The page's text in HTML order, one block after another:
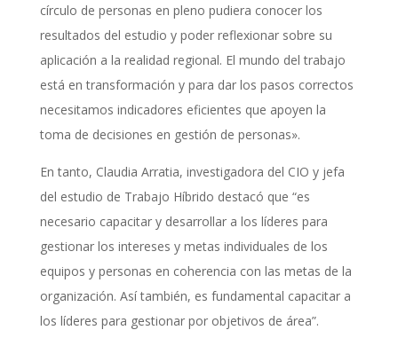
círculo de personas en pleno pudiera conocer los
resultados del estudio y poder reflexionar sobre su
aplicación a la realidad regional. El mundo del trabajo
está en transformación y para dar los pasos correctos
necesitamos indicadores eficientes que apoyen la
toma de decisiones en gestión de personas».
En tanto, Claudia Arratia, investigadora del CIO y jefa
del estudio de Trabajo Híbrido destacó que “es
necesario capacitar y desarrollar a los líderes para
gestionar los intereses y metas individuales de los
equipos y personas en coherencia con las metas de la
organización. Así también, es fundamental capacitar a
los líderes para gestionar por objetivos de área”.